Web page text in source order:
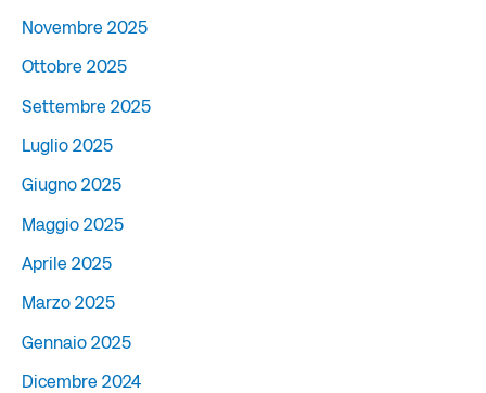
Novembre 2025
Ottobre 2025
Settembre 2025
Luglio 2025
Giugno 2025
Maggio 2025
Aprile 2025
Marzo 2025
Gennaio 2025
Dicembre 2024